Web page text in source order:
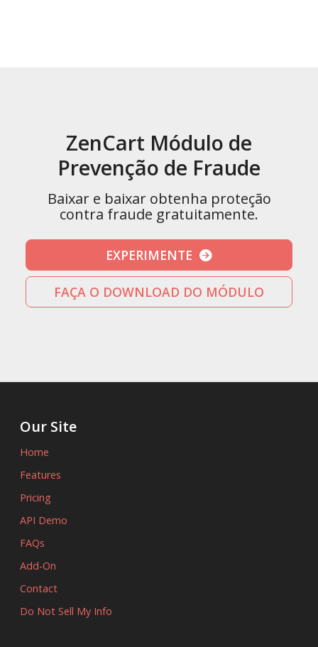
ZenCart Módulo de
Prevenção de Fraude
Baixar e baixar obtenha proteção
contra fraude gratuitamente.
EXPERIMENTE
FAÇA O DOWNLOAD DO MÓDULO
Our Site
Home
Features
Pricing
API Demo
FAQs
Add-On
Contact
Do Not Sell My Info